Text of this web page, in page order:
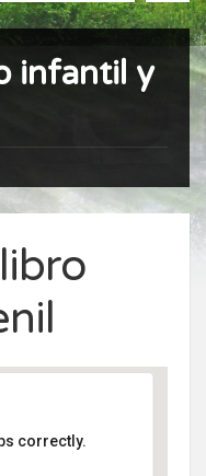
infantil y
correctly.